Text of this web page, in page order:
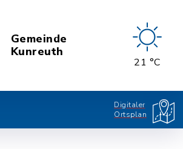
Gemeinde
Kunreuth
21 °C
Digitaler
Ortsplan